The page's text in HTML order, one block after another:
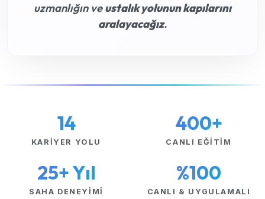
uzmanlığın veustalık yolunun kapılarını
aralayacağız.
14
KARIYER YOLU
400+
CANLI EĞITIM
25+ Yıl
SAHA DENEYIMI
%100
CANLI & UYGULAMALI